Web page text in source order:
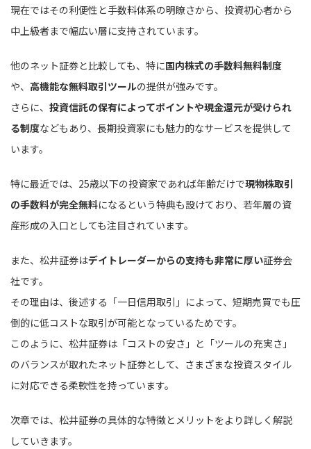
現在ではその利便性と手数料体系の明瞭さから、投資初心者から
中上級者まで幅広い層に支持されています。
他のネット証券と比較しても、特に国内株式の手数料無料制度
や、 高機能な無料取引ツールの提供が強みです。
さらに、 投資信託の保有によってポイントや現金還元が受けられ
る制度などもあり、長期投資家にも魅力的なサービスを提供して
います。
特に最近では、25歳以下の投資家であれば年齢だけで現物株取引
の手数料が完全無料になるという特典も設けており、若年層の資
産形成の入口としても注目されています。
また、松井証券はデイトレーダーからの支持も非常に厚い証券会
社です。
その理由は、後述する「一日信用取引」によって、短期売買でも圧
倒的に低コストな取引が可能となっているためです。
このように、松井証券は「コストの安さ」と「ツールの充実さ」
のバランスが取れたネット証券として、さまざまな投資スタイル
に対応できる柔軟性を持っています。
次章では、松井証券の具体的な特徴とメリットをより詳しく解説
していきます。